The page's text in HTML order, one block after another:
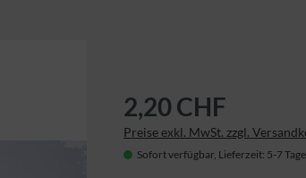
2,20 CHF
Preise exkl. MwSt. zzgl.
Sofort verfügbar, Lieferzeit: 5-7 Tage